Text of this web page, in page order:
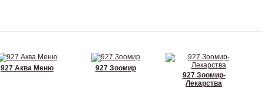
927 Аква Меню
927 Зоомир
927 Зоомир-
Лекарства